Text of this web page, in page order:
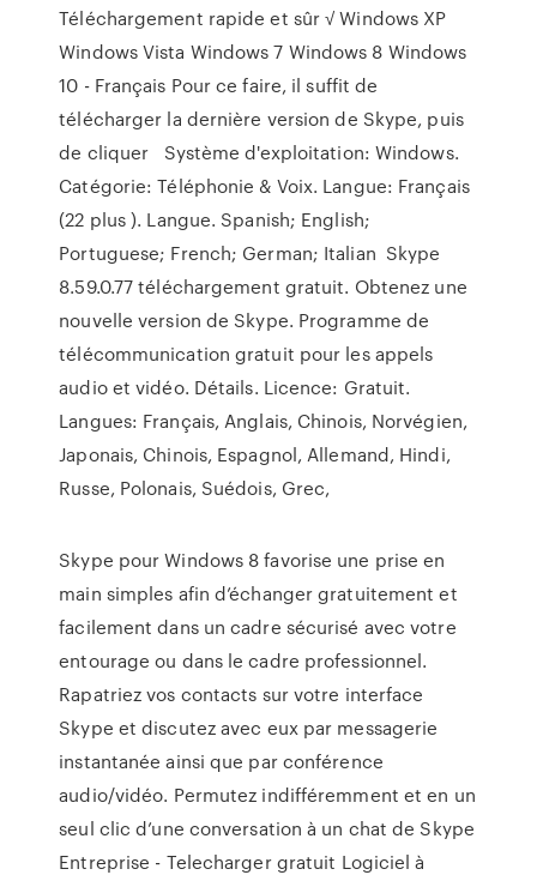
Téléchargement rapide et sûr √ Windows XP
Windows Vista Windows 7 Windows 8 Windows
10 - Français Pour ce faire, il suffit de
télécharger la dernière version de Skype, puis
de cliquer Système d'exploitation: Windows.
Catégorie: Téléphonie & Voix. Langue: Français
(22 plus ). Langue. Spanish; English;
Portuguese; French; German; Italian Skype
8.59.0.77 téléchargement gratuit. Obtenez une
nouvelle version de Skype. Programme de
télécommunication gratuit pour les appels
audio et vidéo. Détails. Licence: Gratuit.
Langues: Français, Anglais, Chinois, Norvégien,
Japonais, Chinois, Espagnol, Allemand, Hindi,
Russe, Polonais, Suédois, Grec,
Skype pour Windows 8 favorise une prise en
main simples afin d’échanger gratuitement et
facilement dans un cadre sécurisé avec votre
entourage ou dans le cadre professionnel.
Rapatriez vos contacts sur votre interface
Skype et discutez avec eux par messagerie
instantanée ainsi que par conférence
audio/vidéo. Permutez indifféremment et en un
seul clic d’une conversation à un chat de Skype
Entreprise - Telecharger gratuit Logiciel à